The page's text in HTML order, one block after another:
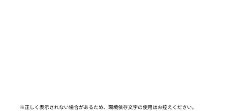
※正しく表示されない場合があるため、環境依存文字の使用はお控えください。​